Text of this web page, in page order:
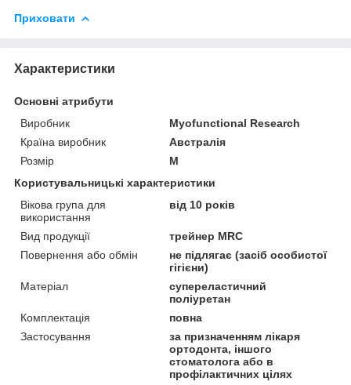
Приховати
Характеристики
Основні атрибути
Виробник
Myofunctional Research
Країна виробник
Австралія
Розмір
M
Користувальницькі характеристики
Вікова група для
використання
від 10 років
Вид продукції
трейнер MRC
Повернення або обмін
не підлягає (засіб особистої
гігієни)
Матеріал
супереластичний
поліуретан
Комплектація
повна
Застосування
за призначенням лікаря
ортодонта, іншого
стоматолога або в
профілактичних цілях